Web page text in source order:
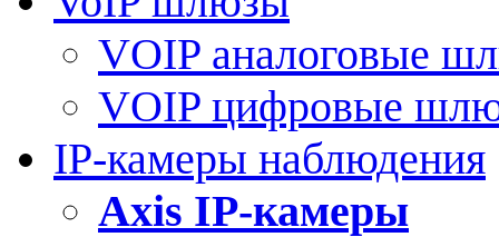
VOIP аналоговые
VOIP цифровые
IP-камеры наблюдения
Axis IP-камеры